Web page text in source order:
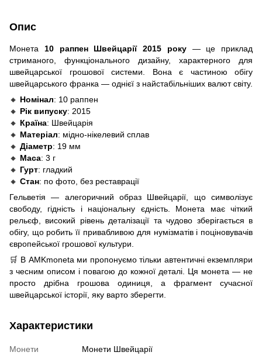
Опис
Монета 10 раппен Швейцарії 2015 року— це приклад
стриманого, функціонального дизайну, характерного для
швейцарської грошової системи. Вона є частиною обігу
швейцарського франка — однієї з найстабільніших валют світу.
🔸 Номінал: 10 раппен
🔸 Рік випуску: 2015
🔸 Країна: Швейцарія
🔸 Матеріал: мідно-нікелевий сплав
🔸 Діаметр: 19 мм
🔸 Маса: 3 г
🔸 Гурт: гладкий
🔸 Стан: по фото, без реставрації
Гельветія — алегоричний образ Швейцарії, що символізує
свободу, гідність і національну єдність. Монета має чіткий
рельєф, високий рівень деталізації та чудово зберігається в
обігу, що робить її привабливою для нумізматів і поціновувачів
європейської грошової культури.
🛒 В AMKmoneta ми пропонуємо тільки автентичні екземпляри
з чесним описом і повагою до кожної деталі. Ця монета — не
просто дрібна грошова одиниця, а фрагмент сучасної
швейцарської історії, яку варто зберегти.
Характеристики
Монети
Монети Швейцарії